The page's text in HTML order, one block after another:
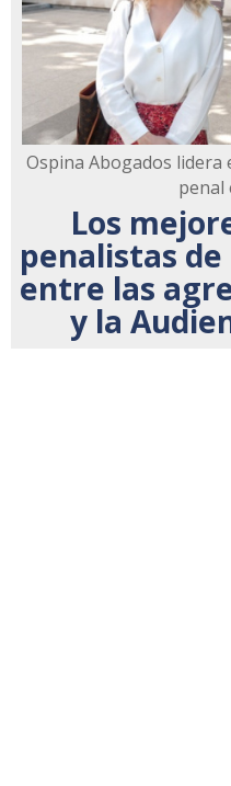
Ospina Abogados
penal
Los
penalistas de
entre las
y la